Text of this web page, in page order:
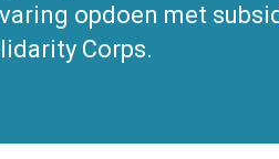
opdoen met
Corps.